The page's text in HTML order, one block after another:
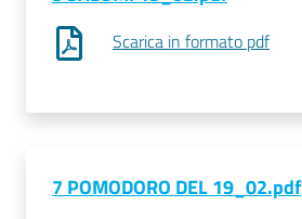
Scarica in formato pdf
7 POMODORO DEL 19_02.pdf